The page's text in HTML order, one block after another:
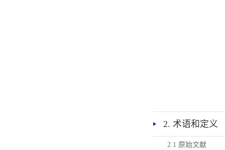
2. 术语和定义
2.1 原始文献